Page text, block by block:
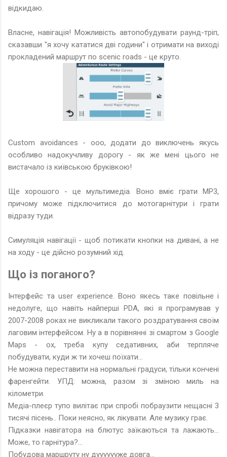
відкидаю.
Власне, навігація! Можливість автопобудувати раунд-тріп,
сказавши "я хочу кататися дві години" і отримати на виході
прокладений маршрут по scenic roads - це круто.
Custom avoidances - ооо, додати до виключень якусь
особливо надокучливу дорогу - як же мені цього не
вистачало із київською бруківкою!
Ще хорошого - це мультимедіа. Воно вміє грати MP3,
причому може підключитися до мотогарнітури і грати
відразу туди.
Симуляція навігації - щоб потикати кнопки на дивані, а не
на ходу - це дійсно розумний хід.
Що із поганого?
Інтерфейс та user experience. Воно якесь таке повільне і
недолуге, що навіть найперші PDA, які я програмував у
2007-2008 роках не викликали такого роздратування своїм
лаговим інтерфейсом. Ну а в порівнянні зі смартом з Google
Maps - ох, треба купу седативних, аби терпляче
побудувати, куди ж ти хочеш поїхати...
Не можна переставити на нормальні градуси, тільки кончені
фаренгейти. УПД: можна, разом зі зміною миль на
кілометри.
Медіа-плеєр тупо вилітає при спробі побраузити нещасні 3
тисячі пісень.. Поки неясно, як лікувати. Але музику грає.
Підказки навігатора на блютус заїкаються та лажають...
Може, то гарнітура?...
Побудова маршруту ну дууууууже довга...